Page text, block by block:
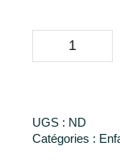
UGS : ND
Catégories :